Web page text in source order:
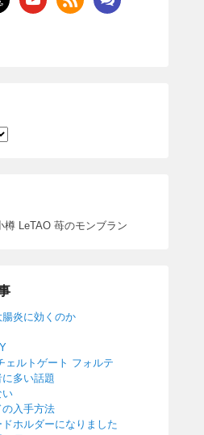
樽 LeTAO 苺のモンブラン
炎に効くのか
ェルトゲート フォルテ
多い話題
い
入手方法
ホルダーになりました